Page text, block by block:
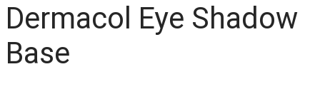
Dermacol Eye Shadow
Base